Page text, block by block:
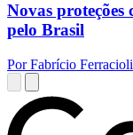
Novas
pelo Brasil
Por Fabrício Ferracioli